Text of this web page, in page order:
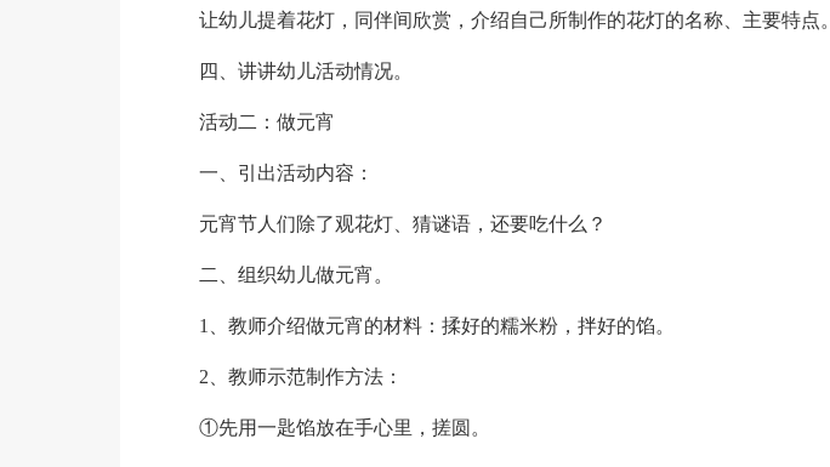
让幼儿提着花灯，同伴间欣赏，介绍自己所制作的花灯的名称、主要特点。
四、讲讲幼儿活动情况。
活动二：做元宵
一、引出活动内容：
元宵节人们除了观花灯、猜谜语，还要吃什么？
二、组织幼儿做元宵。
1、教师介绍做元宵的材料：揉好的糯米粉，拌好的馅。
2、教师示范制作方法：
①先用一匙馅放在手心里，搓圆。